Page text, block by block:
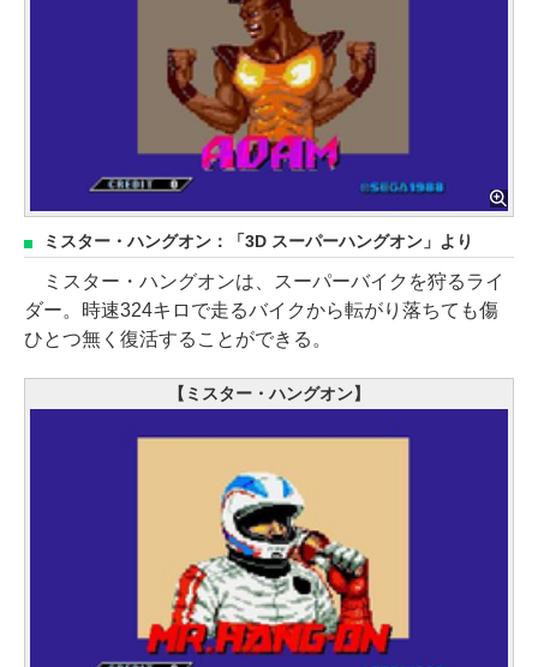
ミスター・ハングオン：「3D スーパーハングオン」より
ミスター・ハングオンは、スーパーバイクを狩るライ
ダー。時速324キロで走るバイクから転がり落ちても傷
ひとつ無く復活することができる。
【ミスター・ハングオン】